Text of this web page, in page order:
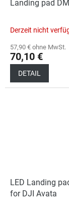
Landing pad
Derzeit nicht
57,90 € ohne MwSt.
70,10 €
DETAIL
LED Landing
for DJI Avata